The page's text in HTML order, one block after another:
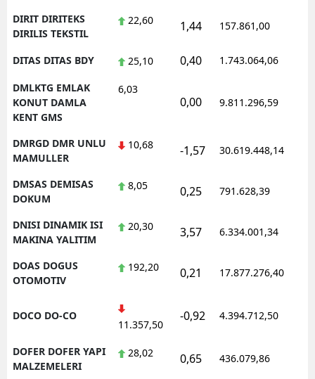
DIRIT DIRITEKS
DIRILIS TEKSTIL
22,60 1,44 157.861,00
DITAS DITAS BDY 25,10 0,40 1.743.064,06
DMLKTG EMLAK
KONUT DAMLA
KENT GMS
6,03
0,00 9.811.296,59
DMRGD DMR UNLU
MAMULLER
10,68 -1,57 30.619.448,14
DMSAS DEMISAS
DOKUM
8,05 0,25 791.628,39
DNISI DINAMIK ISI
MAKINA YALITIM
20,30 3,57 6.334.001,34
DOAS DOGUS
OTOMOTIV
192,20 0,21 17.877.276,40
DOCO DO-CO
11.357,50
-0,92 4.394.712,50
DOFER DOFER YAPI
MALZEMELERI
28,02 0,65 436.079,86